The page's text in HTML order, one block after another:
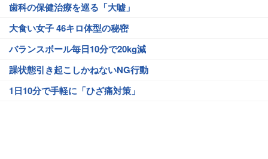
歯科の保健治療を巡る「大嘘」
大食い女子 46キロ体型の秘密
バランスボール毎日10分で20kg減
躁状態引き起こしかねないNG行動
1日10分で手軽に「ひざ痛対策」